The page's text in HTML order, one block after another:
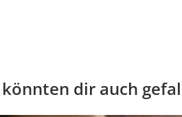
dir auch